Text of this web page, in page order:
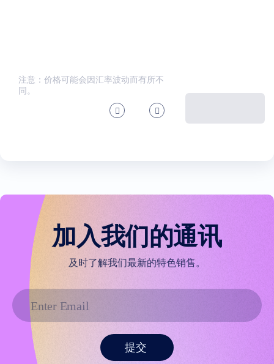
注意：价格可能会因汇率波动而有所不
同。
加入我们的通讯
及时了解我们最新的特色销售。
提交